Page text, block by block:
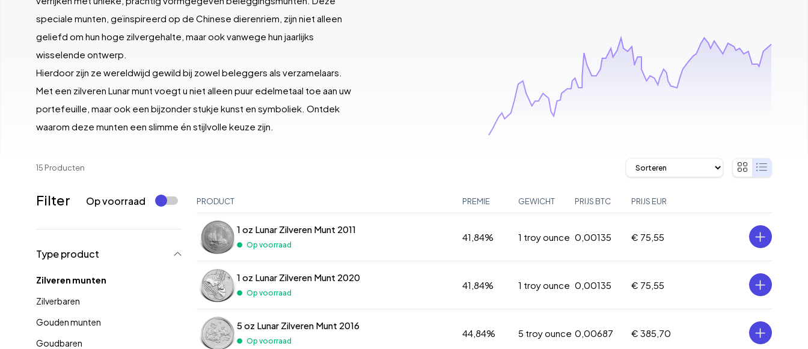
speciale munten, geïnspireerd op de Chinese dierenriem, zijn niet alleen
geliefd om hun hoge zilvergehalte, maar ook vanwege hun jaarlijks
wisselende ontwerp.
Hierdoor zijn ze wereldwijd gewild bij zowel beleggers als verzamelaars.
Met een zilveren Lunar munt voegt u niet alleen puur edelmetaal toe aan uw
portefeuille, maar ook een bijzonder stukje kunst en symboliek. Ontdek
waarom deze munten een slimme én stijlvolle keuze zijn.
15 Producten
Filter Op voorraad
Type product
Zilveren munten
Zilverbaren
Gouden munten
Goudbaren
PRODUCT PREMIE GEWICHT PRIJS BTC PRIJS EUR
1 oz Lunar Zilveren Munt 2011
Op voorraad
41,84% 1 troy ounce 0,00135 € 75,55
1 oz Lunar Zilveren Munt 2020
Op voorraad
41,84% 1 troy ounce 0,00135 € 75,55
5 oz Lunar Zilveren Munt 2016
Op voorraad
44,84% 5 troy ounce 0,00687 € 385,70